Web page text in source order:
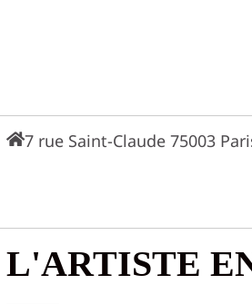
7 rue Saint-Claude 75003
L'ARTISTE